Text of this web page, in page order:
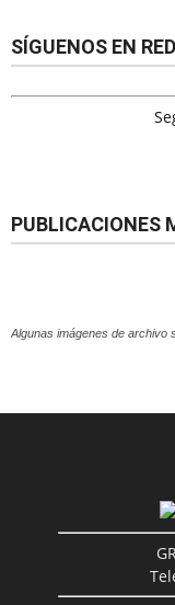
SÍGUENOS EN
PUBLICACIONES
Algunas imágenes de archivo